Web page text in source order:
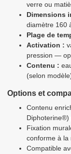
verre ou
Dimensions
diamètre 160
Plage de
Activation :
pression —
Contenu :
(selon
Options et
Contenu
Diphoterine®)
Fixation
conforme à la
Compatible